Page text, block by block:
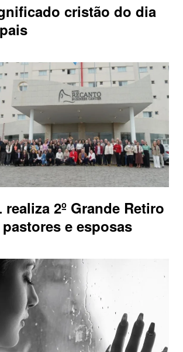
cristão do dia
realiza 2º Grande Retiro
e esposas